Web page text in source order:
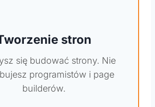
stron
się budować strony. Nie
programistów i page
builderów.